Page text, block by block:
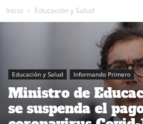
Inicio Educación y Salud
Educación y Salud Informando Primero
Ministro de
se suspenda el